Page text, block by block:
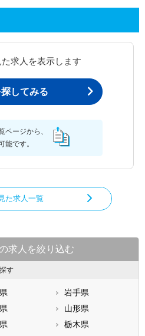
求人を表示します
してみる
ページから、
能です。
た求人一覧
求人を絞り込む
す
岩手県
山形県
栃木県